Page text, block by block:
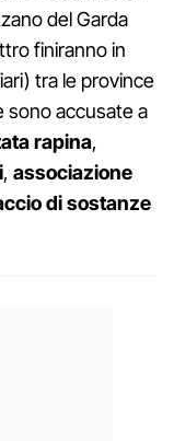
del Garda
finiranno in
tra le province
sono accusate a
rapina,
, associazione
di sostanze